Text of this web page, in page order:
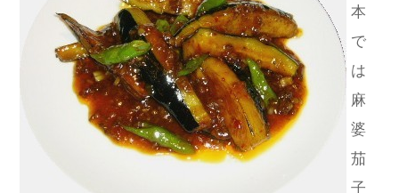
本
で
は
麻
婆
茄
子